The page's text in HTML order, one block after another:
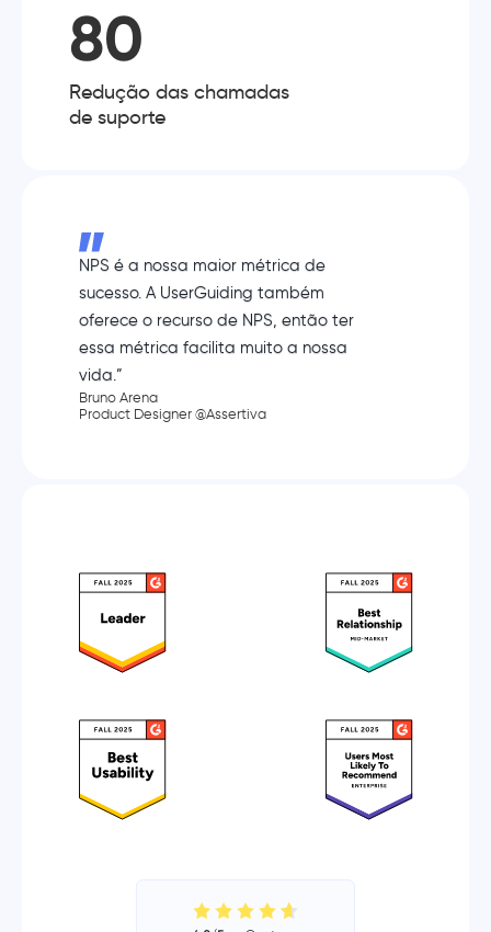
80
Redução das chamadas
de suporte
NPS é a nossa maior métrica de
sucesso. A UserGuiding também
oferece o recurso de NPS, então ter
essa métrica facilita muito a nossa
vida.”
Bruno Arena
Product Designer @Assertiva